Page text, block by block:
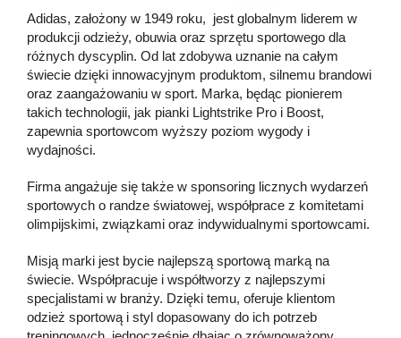
Adidas, założony w 1949 roku, jest globalnym liderem w
produkcji odzieży, obuwia oraz sprzętu sportowego dla
różnych dyscyplin. Od lat zdobywa uznanie na całym
świecie dzięki innowacyjnym produktom, silnemu brandowi
oraz zaangażowaniu w sport. Marka, będąc pionierem
takich technologii, jak pianki Lightstrike Pro i Boost,
zapewnia sportowcom wyższy poziom wygody i
wydajności.
Firma angażuje się także w sponsoring licznych wydarzeń
sportowych o randze światowej, współprace z komitetami
olimpijskimi, związkami oraz indywidualnymi sportowcami.
Misją marki jest bycie najlepszą sportową marką na
świecie. Współpracuje i współtworzy z najlepszymi
specjalistami w branży. Dzięki temu, oferuje klientom
odzież sportową i styl dopasowany do ich potrzeb